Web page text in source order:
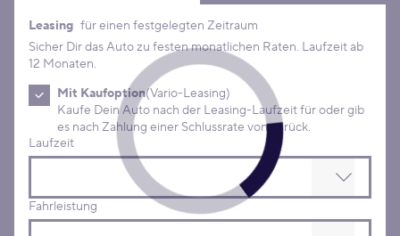
Leasing Konditionen
Leasing für einen festgelegten Zeitraum
Sicher Dir das Auto zu festen monatlichen Raten. Laufzeit ab
12 Monaten.
Mit Kaufoption(Vario-Leasing)
Kaufe Dein Auto nach der Leasing-Laufzeit für oder gib
es nach Zahlung einer Schlussrate von zurück.
Laufzeit
Fahrleistung